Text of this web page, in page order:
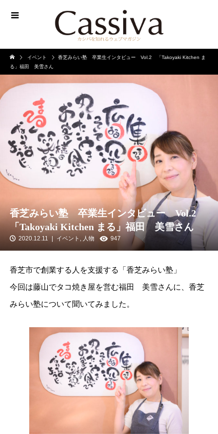
イベント
香芝みらい塾 卒業生インタビュー Vol.2 「Takoyaki Kitchen ま
る」福田 美雪さん
香芝みらい塾 卒業生インタビュー Vol.2
「Takoyaki Kitchen まる」福田 美雪さん
2020.12.11 イベント , 人物 947
香芝市で創業する人を支援する「香芝みらい塾」
今回は藤山でタコ焼き屋を営む福田 美雪さんに、香芝
みらい塾について聞いてみました。